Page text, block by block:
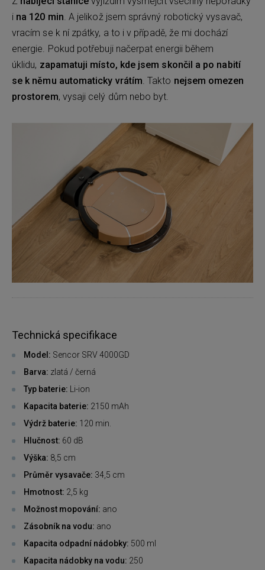
i na 120 min . A jelikož jsem správný robotický vysavač,
vracím se k ní zpátky, a to i v případě, že mi dochází
energie. Pokud potřebuji načerpat energii během
úklidu, zapamatuji místo, kde jsem skončil a po nabití
se k němu automaticky vrátím . Takto nejsem omezen
prostorem, vysaji celý dům nebo byt.
Technická specifikace
Model: Sencor SRV 4000GD
Barva: zlatá / černá
Typ baterie: Li-ion
Kapacita baterie: 2150 mAh
Výdrž baterie: 120 min.
Hlučnost: 60 dB
Výška: 8,5 cm
Průměr vysavače: 34,5 cm
Hmotnost: 2,5 kg
Možnost mopování: ano
Zásobník na vodu: ano
Kapacita odpadní nádobky: 500 ml
Kapacita nádobky na vodu: 250